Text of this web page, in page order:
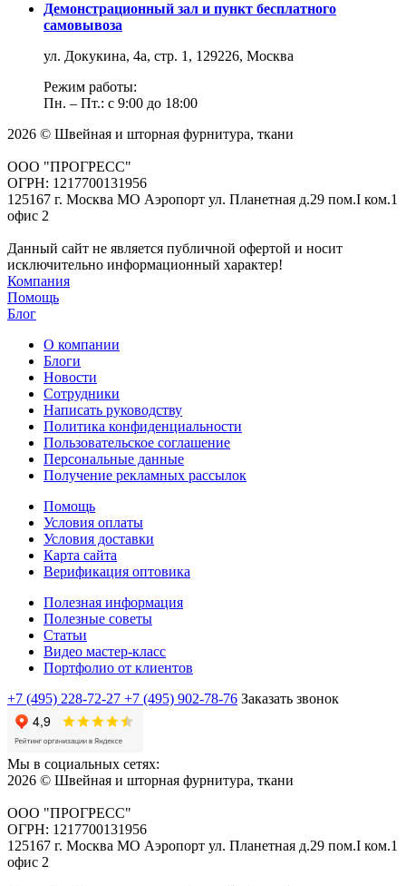
Демонстрационный зал и пункт бесплатного
самовывоза
ул. Докукина, 4а, стр. 1, 129226, Москва
Режим работы:
Пн. – Пт.: с 9:00 до 18:00
2026 © Швейная и шторная фурнитура, ткани
ООО "ПРОГРЕСС"
ОГРН: 1217700131956
125167 г. Москва МО Аэропорт ул. Планетная д.29 пом.I ком.1
офис 2
Данный сайт не является публичной офертой и носит
исключительно информационный характер!
Компания
Помощь
Блог
О компании
Блоги
Новости
Сотрудники
Написать руководству
Политика конфиденциальности
Пользовательское соглашение
Персональные данные
Получение рекламных рассылок
Помощь
Условия оплаты
Условия доставки
Карта сайта
Верификация оптовика
Полезная информация
Полезные советы
Статьи
Видео мастер-класс
Портфолио от клиентов
+7 (495) 228-72-27 +7 (495) 902-78-76 Заказать звонок
Мы в социальных сетях:
2026 © Швейная и шторная фурнитура, ткани
ООО "ПРОГРЕСС"
ОГРН: 1217700131956
125167 г. Москва МО Аэропорт ул. Планетная д.29 пом.I ком.1
офис 2